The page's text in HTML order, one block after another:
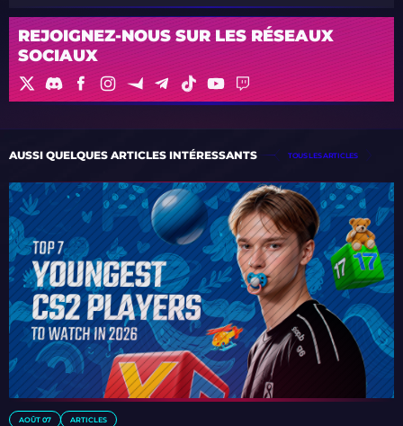
REJOIGNEZ-NOUS SUR LES RÉSEAUX
SOCIAUX
AUSSI QUELQUES ARTICLES INTÉRESSANTS TOUS LES ARTICLES
AOÛT 07 ARTICLES